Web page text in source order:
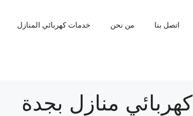
اتصل بنا من نحن خدمات كهربائي المنازل
كهربائي منازل بجدة